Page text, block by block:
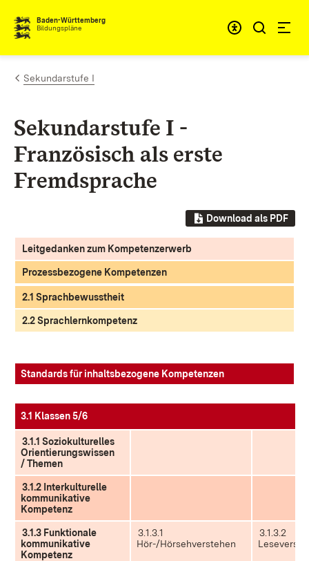
Zum Inhalt springen
Baden-Württemberg
Bildungspläne
Sekundarstufe I
Sekundarstufe I -
Französisch als erste
Fremdsprache
Download als PDF
Leitgedanken zum Kompetenzerwerb
Prozessbezogene Kompetenzen
2.1 Sprachbewusstheit
2.2 Sprachlernkompetenz
Standards für inhaltsbezogene Kompetenzen
3.1 Klassen 5/6
3.1.1 Soziokulturelles
Orientierungswissen
/ Themen
3.1.2 ​Interkulturelle
kommunikative
Kompetenz
3.1.3 Funktionale
kommunikative
Kompetenz
3.1.3.1
Hör-/Hörsehverstehen
3.1.3.2